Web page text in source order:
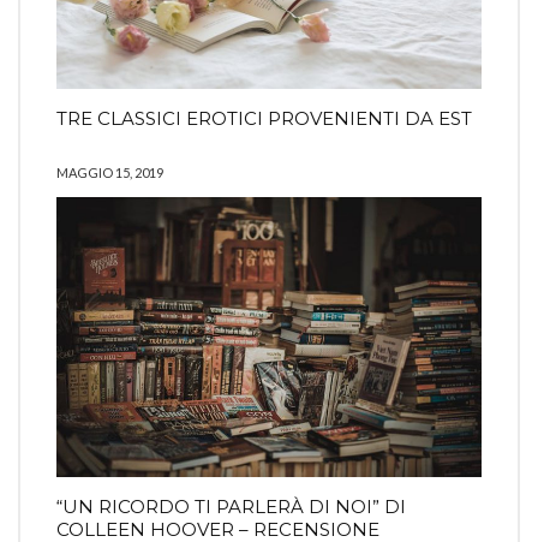
TRE CLASSICI EROTICI PROVENIENTI DA EST
MAGGIO 15, 2019
“UN RICORDO TI PARLERÀ DI NOI” DI
COLLEEN HOOVER – RECENSIONE